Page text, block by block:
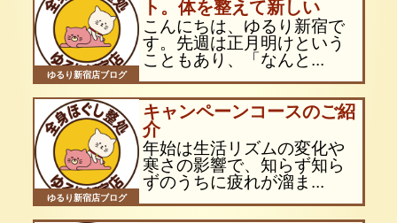
ゆるり新宿店ブログ
ト。体を整えて新しい
こんにちは、ゆるり新宿で
す。先週は正月明けという
こともあり、「なんと...
ゆるり新宿店ブログ
キャンペーンコースのご紹
介
年始は生活リズムの変化や
寒さの影響で、知らず知ら
ずのうちに疲れが溜ま...